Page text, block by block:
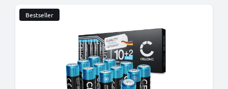
Bestseller